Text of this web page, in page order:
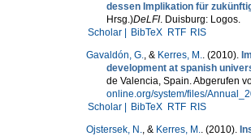
dessen Implikation für
Hrsg.)DeLFI. Duisburg: Logos.
Scholar |
BibTeX RTF RIS
Gavaldón, G., & Kerres, M.. (2010).
development at spanish
de Valencia, Spain. Abgerufen
online.org/system/files/
Scholar |
BibTeX RTF RIS
Ojstersek, N., & Kerres, M.. (2010).